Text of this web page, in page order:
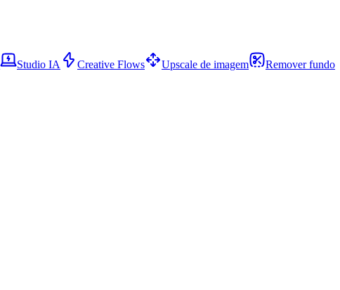
Studio IA Creative Flows Upscale de imagem
Remover fundo